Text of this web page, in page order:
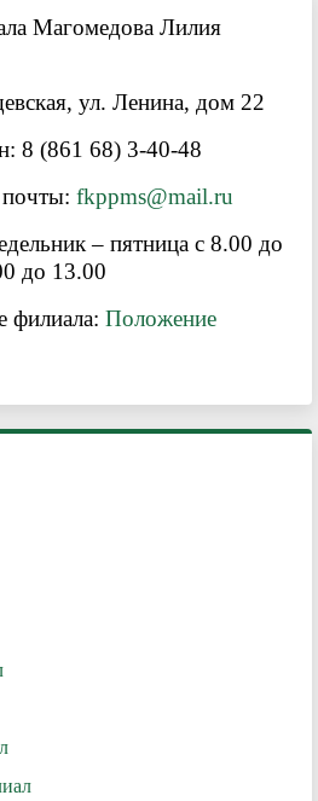
Магомедова Лилия
ул. Ленина, дом 22
8 (861 68) 3-40-48
fkppms@mail.ru
– пятница с 8.00 до
до 13.00
филиала: Положение